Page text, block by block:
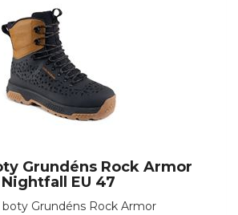
Grundéns Rock Armor
Nightfall EU 47
boty Grundéns Rock Armor